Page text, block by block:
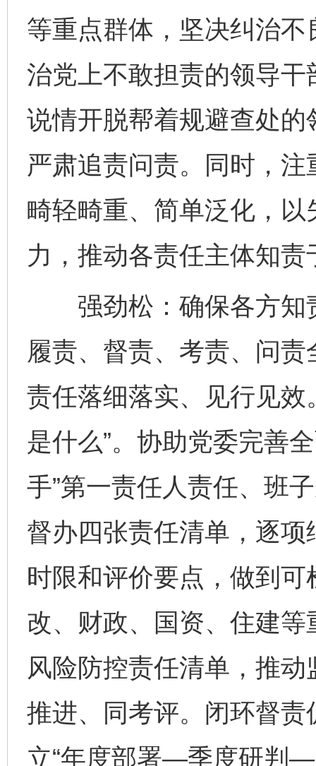
等重点群体，坚决纠治
治党上不敢担责的领导干
说情开脱帮着规避查处
严肃追责问责。同时，
畸轻畸重、简单泛化，
力，推动各责任主体知
强劲松：确保各方知
履责、督责、考责、问
责任落细落实、见行见效
是什么”。协助党委完善
手”第一责任人责任、班
督办四张责任清单，逐
时限和评价要点，做到
改、财政、国资、住建
风险防控责任清单，推
推进、同考评。闭环督责
立“年度部署—季度研判